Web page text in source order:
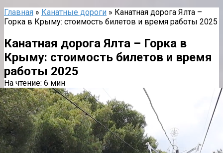
Главная » Канатные дороги » Канатная дорога Ялта –
Горка в Крыму: стоимость билетов и время работы 2025
Канатная дорога Ялта – Горка в
Крыму: стоимость билетов и время
работы 2025
На чтение: 6 мин